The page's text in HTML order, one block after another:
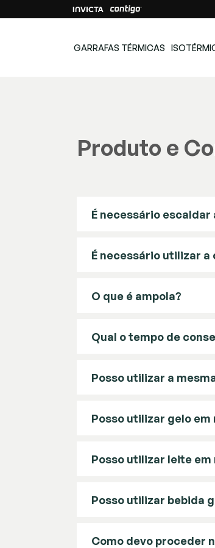
Frete Grátis
GARRAFAS TÉRMICAS
Produto e
É necessário
É necessário utilizar
O que é ampola?
Qual o tempo de
Posso utilizar a
Posso utilizar gelo
Posso utilizar leite
Posso utilizar bebida
Como devo proceder